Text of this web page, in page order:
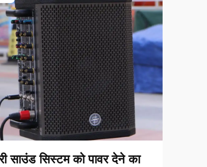
साउंड सिस्टम को पावर देने का